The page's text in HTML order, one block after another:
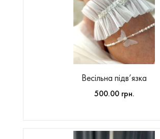
Весільна підв’язка
500.00 грн.